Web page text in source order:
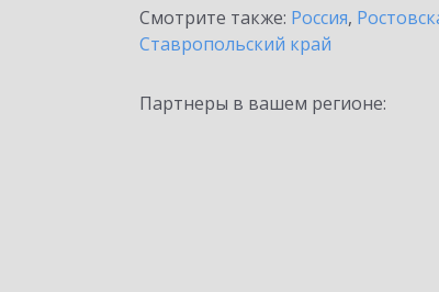
Смотрите также: Россия,
Ставропольский край
Партнеры в вашем регионе: